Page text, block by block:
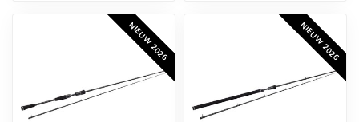
NIEUW 2026 NIEUW 2026